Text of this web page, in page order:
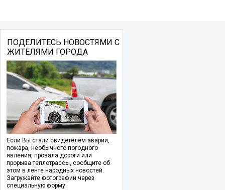
ПОДЕЛИТЕСЬ НОВОСТЯМИ С
ЖИТЕЛЯМИ ГОРОДА
Если Вы стали свидетелем аварии,
пожара, необычного погодного
явления, провала дороги или
прорыва теплотрассы, сообщите об
этом в ленте народных новостей.
Загружайте фотографии через
специальную форму.